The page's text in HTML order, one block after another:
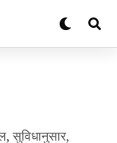
सुविधानुसार,